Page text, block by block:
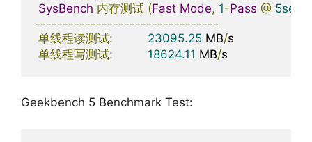
SysBench 内存测试 (Fast Mode, 1-Pass @ 5sec
---------------------------------
单线程读测试:
23095.25 MB/s
单线程写测试:
18624.11 MB/s
Geekbench 5 Benchmark Test: